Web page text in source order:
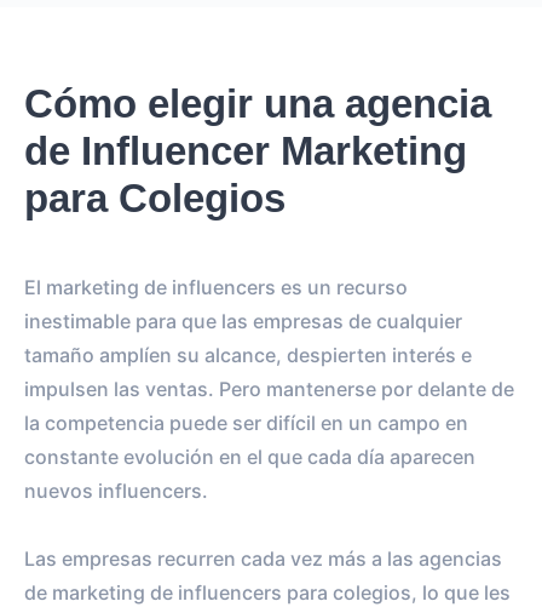
Cómo elegir una agencia
de Influencer Marketing
para Colegios
El marketing de influencers es un recurso
inestimable para que las empresas de cualquier
tamaño amplíen su alcance, despierten interés e
impulsen las ventas. Pero mantenerse por delante de
la competencia puede ser difícil en un campo en
constante evolución en el que cada día aparecen
nuevos influencers.
Las empresas recurren cada vez más a las agencias
de marketing de influencers para colegios, lo que les